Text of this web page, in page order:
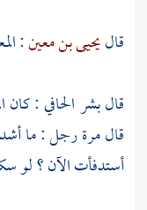
قاليحيى بن معين:
قالبشر الحافي: كان
قال مرة رجل : ما أشد
أستدفأت الآن ؟ لو